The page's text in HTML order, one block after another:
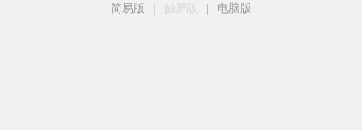
简易版
| 触屏版 | 电脑版